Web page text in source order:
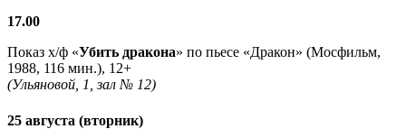
17.00
Показ х/ф «Убить дракона» по пьесе «Дракон» (Мосфильм,
1988, 116 мин.), 12+
(Ульяновой, 1, зал № 12)
25 августа (вторник)